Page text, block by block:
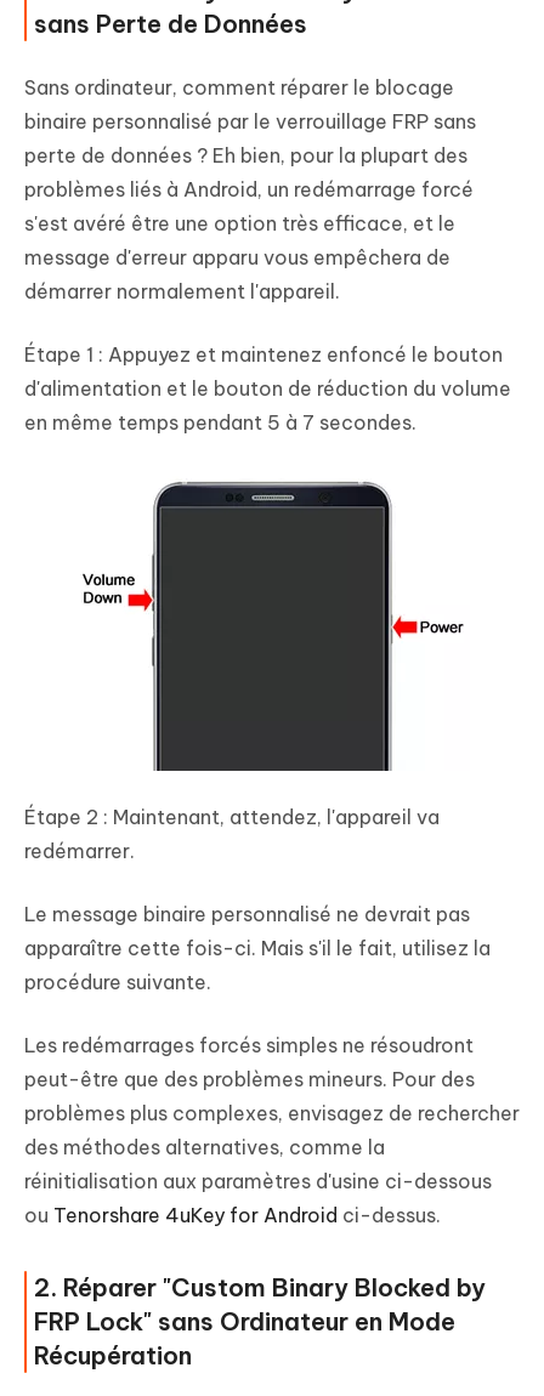
sans Perte de Données
Sans ordinateur, comment réparer le blocage
binaire personnalisé par le verrouillage FRP sans
perte de données ? Eh bien, pour la plupart des
problèmes liés à Android, un redémarrage forcé
s'est avéré être une option très efficace, et le
message d'erreur apparu vous empêchera de
démarrer normalement l'appareil.
Étape 1 : Appuyez et maintenez enfoncé le bouton
d'alimentation et le bouton de réduction du volume
en même temps pendant 5 à 7 secondes.
Étape 2 : Maintenant, attendez, l'appareil va
redémarrer.
Le message binaire personnalisé ne devrait pas
apparaître cette fois-ci. Mais s'il le fait, utilisez la
procédure suivante.
Les redémarrages forcés simples ne résoudront
peut-être que des problèmes mineurs. Pour des
problèmes plus complexes, envisagez de rechercher
des méthodes alternatives, comme la
réinitialisation aux paramètres d'usine ci-dessous
ou Tenorshare 4uKey for Android ci-dessus.
2. Réparer "Custom Binary Blocked by
FRP Lock" sans Ordinateur en Mode
Récupération